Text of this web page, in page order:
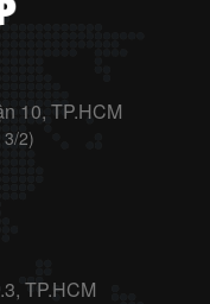
10, TP.HCM
2)
TP.HCM